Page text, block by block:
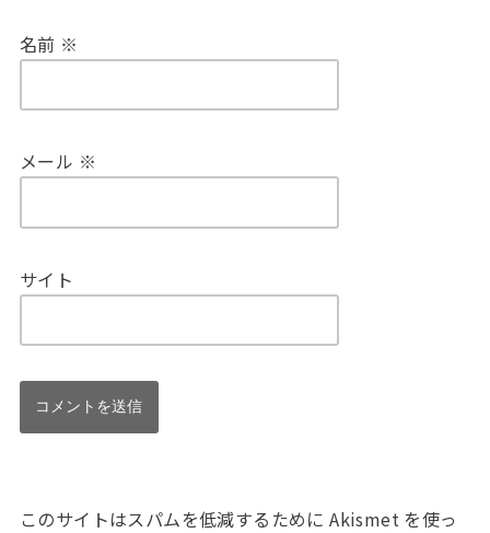
名前 ※
メール ※
サイト
このサイトはスパムを低減するために Akismet を使っ